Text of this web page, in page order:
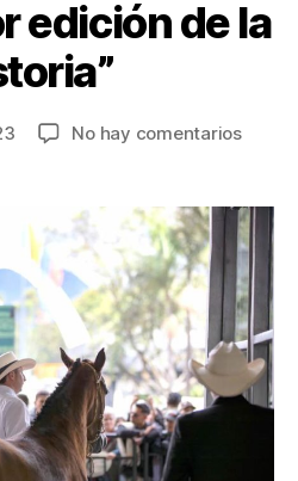
edición de la
No hay comentariosen
2023,
11
días
que
cifras
que
la